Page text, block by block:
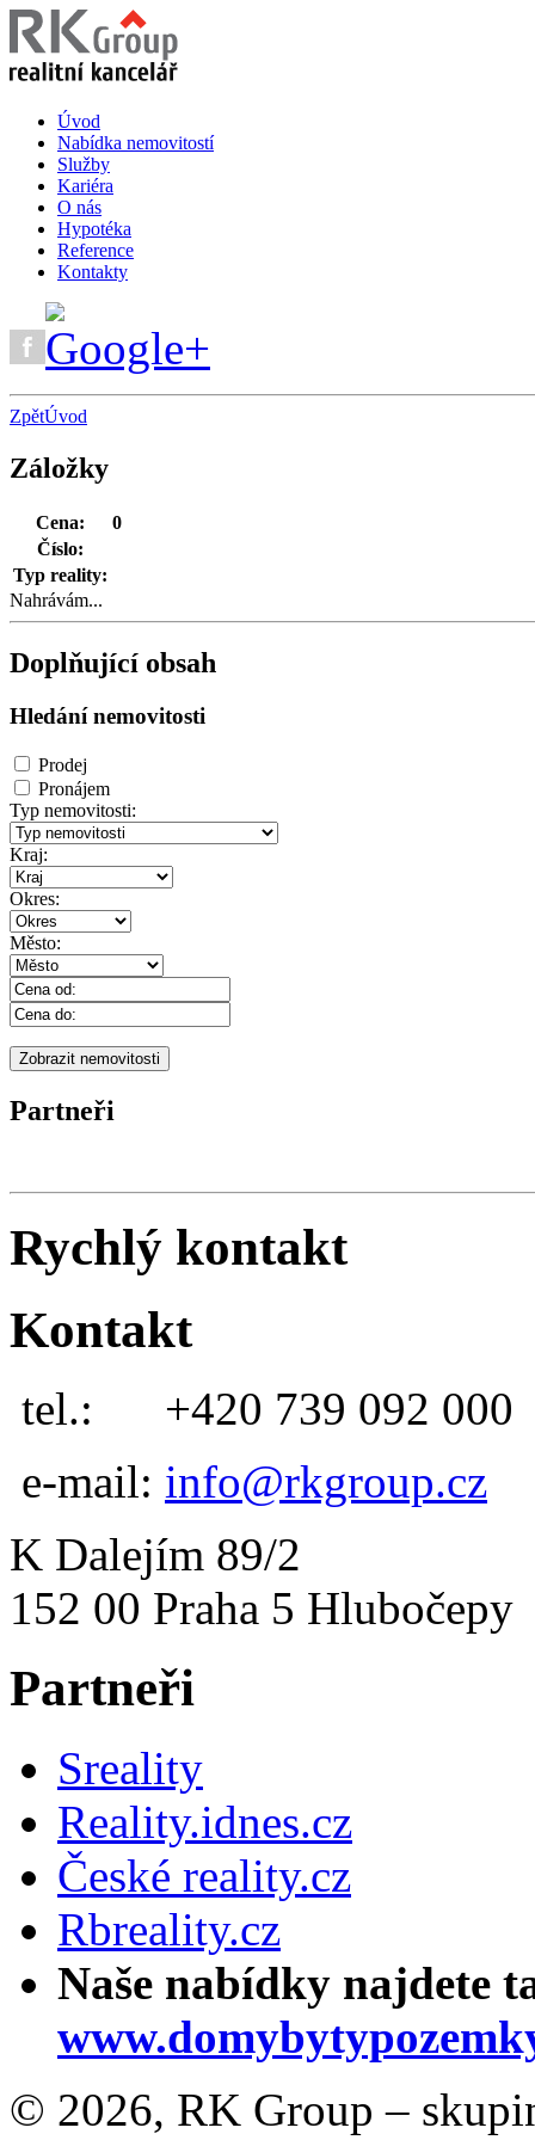
Úvod
Nabídka nemovitostí
Služby
Kariéra
O nás
Hypotéka
Reference
Kontakty
ZpětÚvod
Záložky
Cena:
0
Číslo:
Typ reality:
Nahrávám...
Doplňující obsah
Hledání nemovitosti
Prodej
Pronájem
Typ nemovitosti:
Kraj:
Okres:
Město:
Partneři
Rychlý kontakt
Kontakt
tel.: +420 739 092 000
e-mail: info@rkgroup.cz
K Dalejím 89/2
152 00 Praha 5 Hlubočepy
Partneři
Sreality
Reality.idnes.cz
České reality.cz
Rbreality.cz
Naše nabídky najdete
© 2026, RK Group –